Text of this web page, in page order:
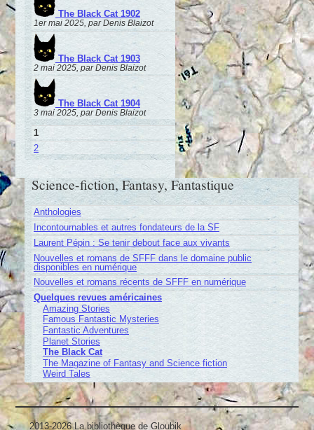
The Black Cat 1902
1er mai 2025, par Denis Blaizot
The Black Cat 1903
2 mai 2025, par Denis Blaizot
The Black Cat 1904
3 mai 2025, par Denis Blaizot
1
2
Science-fiction, Fantasy, Fantastique
Anthologies
Incontournables et autres fondateurs de la SF
Laurent Pépin : Se tenir debout face aux vivants
Nouvelles et romans de SFFF dans le domaine public
disponibles en numérique
Nouvelles et romans récents de SFFF en numérique
Quelques revues américaines
Amazing Stories
Famous Fantastic Mysteries
Fantastic Adventures
Planet Stories
The Black Cat
The Magazine of Fantasy and Science fiction
Weird Tales
2013-2026 La bibliothèque de Gloubik